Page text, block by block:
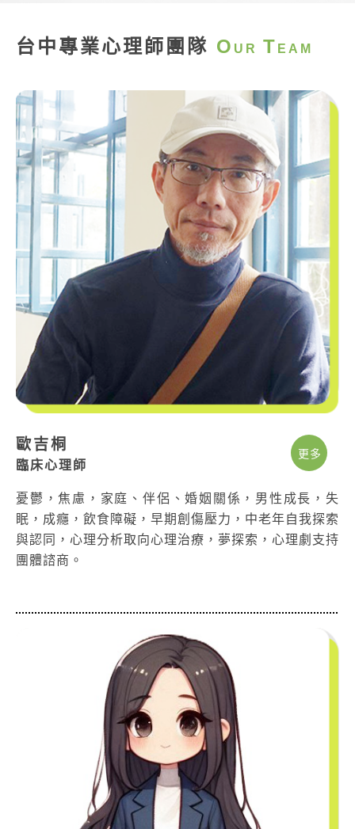
台中專業心理師團隊 O UR T EAM
更多
歐吉桐
臨床心理師
憂鬱，焦慮，家庭、伴侶、婚姻關係，男性成長，失
眠，成癮，飲食障礙，早期創傷壓力，中老年自我探索
與認同，心理分析取向心理治療，夢探索，心理劇支持
團體諮商。